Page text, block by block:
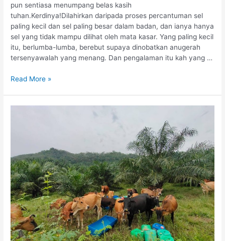
pun sentiasa menumpang belas kasih
tuhan.Kerdinya!Dilahirkan daripada proses percantuman sel
paling kecil dan sel paling besar dalam badan, dan ianya hanya
sel yang tidak mampu dilihat oleh mata kasar. Yang paling kecil
itu, berlumba-lumba, berebut supaya dinobatkan anugerah
tersenyawalah yang menang. Dan pengalaman itu kah yang …
Read More »